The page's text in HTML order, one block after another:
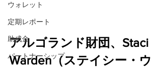
ウォレット
定期レポート
助成金
パートナーシップ
アルゴランド財団、Staci
Warden（ステイシー・ウ